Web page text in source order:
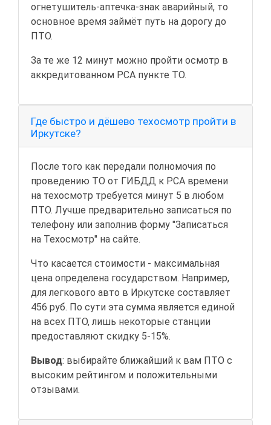
огнетушитель-аптечка-знак аварийный, то
основное время займёт путь на дорогу до
ПТО.
За те же 12 минут можно пройти осмотр в
аккредитованном РСА пункте ТО.
Где быстро и дёшево техосмотр пройти в
Иркутске?
После того как передали полномочия по
проведению ТО от ГИБДД к РСА времени
на техосмотр требуется минут 5 в любом
ПТО. Лучше предварительно записаться по
телефону или заполнив форму "Записаться
на Техосмотр" на сайте.
Что касается стоимости - максимальная
цена определена государством. Например,
для легкового авто в Иркутске составляет
456 руб. По сути эта сумма является единой
на всех ПТО, лишь некоторые станции
предоставляют скидку 5-15%.
Вывод: выбирайте ближайший к вам ПТО с
высоким рейтингом и положительными
отзывами.